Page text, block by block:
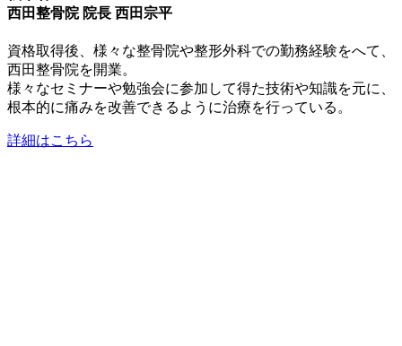
西田整骨院 院長 西田宗平
資格取得後、様々な整骨院や整形外科での勤務経験をへて、
西田整骨院を開業。
様々なセミナーや勉強会に参加して得た技術や知識を元に、
根本的に痛みを改善できるように治療を行っている。
詳細はこちら